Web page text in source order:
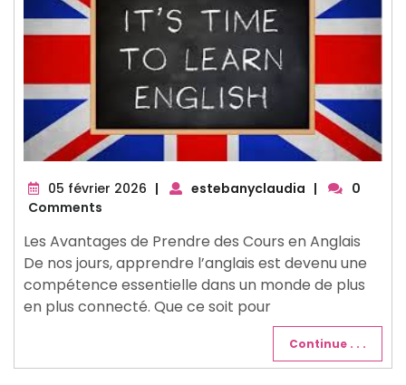
05 février 2026 05
| estebanyclaudia |
0
Comments
Les Avantages de Prendre des Cours en Anglais
De nos jours, apprendre l’anglais est devenu une
compétence essentielle dans un monde de plus
en plus connecté. Que ce soit pour
Continue . . .